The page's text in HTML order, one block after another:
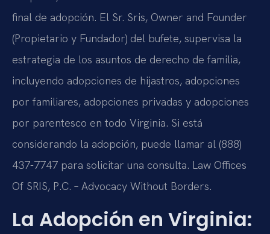
final de adopción. El Sr. Sris, Owner and Founder
(Propietario y Fundador) del bufete, supervisa la
estrategia de los asuntos de derecho de familia,
incluyendo adopciones de hijastros, adopciones
por familiares, adopciones privadas y adopciones
por parentesco en todo Virginia. Si está
considerando la adopción, puede llamar al (888)
437-7747 para solicitar una consulta. Law Offices
Of SRIS, P.C. – Advocacy Without Borders.
La Adopción en Virginia: